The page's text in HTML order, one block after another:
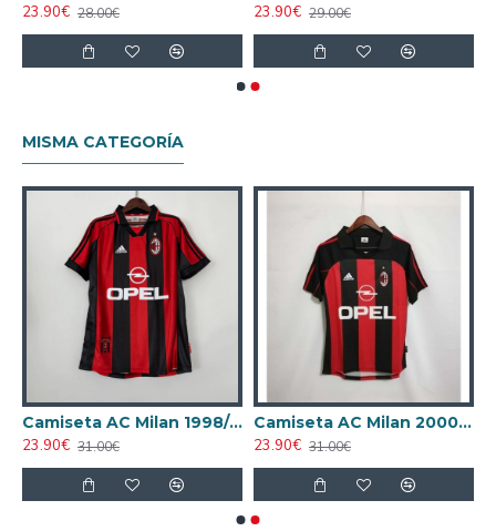
23.90€ 28.00€
23.90€ 29.00€
MISMA CATEGORÍA
Camiseta AC Milan 1998/1999 Local Retro
23.90€ 31.00€
Camiseta AC Milan 2000/2001 Local Retro
23.90€ 31.00€